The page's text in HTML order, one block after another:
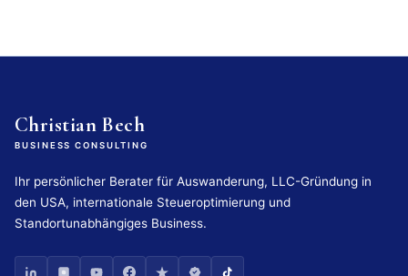
Christian Bech
BUSINESS CONSULTING
Ihr persönlicher Berater für Auswanderung, LLC-Gründung in
den USA, internationale Steueroptimierung und
Standortunabhängiges Business.